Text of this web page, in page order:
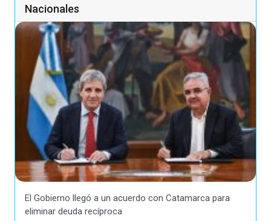
Nacionales
El Gobierno llegó a un acuerdo con Catamarca para
eliminar deuda recíproca